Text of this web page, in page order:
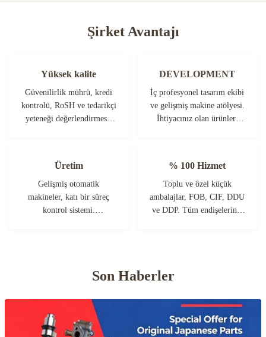
Şirket Avantajı
Yüksek kalite
Güvenilirlik mührü, kredi
kontrolü, RoSH ve tedarikçi
yeteneği değerlendirmesi.
var.
DEVELOPMENT
İç profesyonel tasarım ekibi
ve gelişmiş makine atölyesi.
İhtiyacınız olan ürünleri
Üretim
Gelişmiş otomatik
makineler, katı bir süreç
kontrol sistemi.
% 100 Hizmet
Toplu ve özel küçük
ambalajlar, FOB, CIF, DDU
ve DDP. Tüm endişeleriniz
Son Haberler